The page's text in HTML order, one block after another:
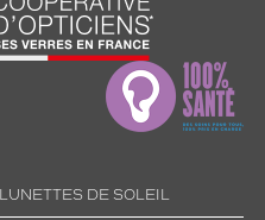
LUNETTES DE SOLEIL